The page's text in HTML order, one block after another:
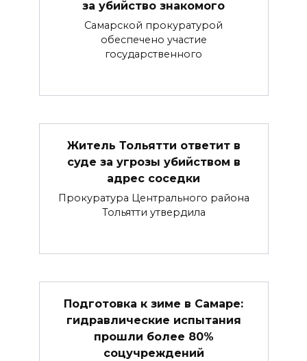
за убийство знакомого
Самарской прокуратурой
обеспечено участие
государственного
Житель Тольятти ответит в
суде за угрозы убийством в
адрес соседки
Прокуратура Центрального района
Тольятти утвердила
Подготовка к зиме в Самаре:
гидравлические испытания
прошли более 80%
соцучреждений